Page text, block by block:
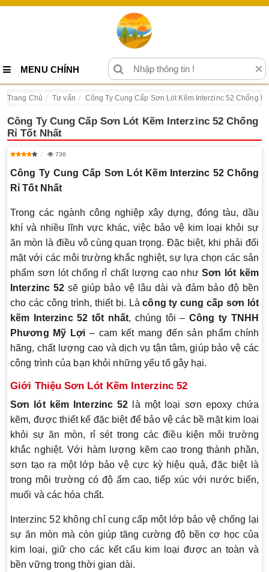
MENU CHÍNH ×
Trang Chủ Tư vấn Công Ty Cung Cấp Sơn Lót Kẽm Interzinc 52 Chống
Công Ty Cung Cấp Sơn Lót Kẽm Interzinc 52 Chống
Rỉ Tốt Nhất
736
Công Ty Cung Cấp Sơn Lót Kẽm Interzinc 52 Chống
Rỉ Tốt Nhất
Trong các ngành công nghiệp xây dựng, đóng tàu, dầu
khí và nhiều lĩnh vực khác, việc bảo vệ kim loại khỏi sự
ăn mòn là điều vô cùng quan trọng. Đặc biệt, khi phải đối
mặt với các môi trường khắc nghiệt, sự lựa chọn các sản
phẩm sơn lót chống rỉ chất lượng cao nhưSơn lót kẽm
Interzinc 52 sẽ giúp bảo vệ lâu dài và đảm bảo độ bền
cho các công trình, thiết bị. Làcông ty cung cấp sơn lót
kẽm Interzinc 52 tốt nhất, chúng tôi –Công ty TNHH
Phương Mỹ Lợi – cam kết mang đến sản phẩm chính
hãng, chất lượng cao và dịch vụ tận tâm, giúp bảo vệ các
công trình của bạn khỏi những yếu tố gây hại.
Giới Thiệu Sơn Lót Kẽm Interzinc 52
Sơn lót kẽm Interzinc 52 là một loại sơn epoxy chứa
kẽm, được thiết kế đặc biệt để bảo vệ các bề mặt kim loại
khỏi sự ăn mòn, rỉ sét trong các điều kiện môi trường
khắc nghiệt. Với hàm lượng kẽm cao trong thành phần,
sơn tạo ra một lớp bảo vệ cực kỳ hiệu quả, đặc biệt là
trong môi trường có độ ẩm cao, tiếp xúc với nước biển,
muối và các hóa chất.
Interzinc 52 không chỉ cung cấp một lớp bảo vệ chống lại
sự ăn mòn mà còn giúp tăng cường độ bền cơ học của
kim loại, giữ cho các kết cấu kim loại được an toàn và
bền vững trong thời gian dài.